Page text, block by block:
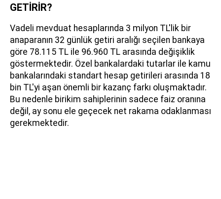
GETİRİR?
Vadeli mevduat hesaplarında 3 milyon TL'lik bir
anaparanın 32 günlük getiri aralığı seçilen bankaya
göre 78.115 TL ile 96.960 TL arasında değişiklik
göstermektedir. Özel bankalardaki tutarlar ile kamu
bankalarındaki standart hesap getirileri arasında 18
bin TL'yi aşan önemli bir kazanç farkı oluşmaktadır.
Bu nedenle birikim sahiplerinin sadece faiz oranına
değil, ay sonu ele geçecek net rakama odaklanması
gerekmektedir.